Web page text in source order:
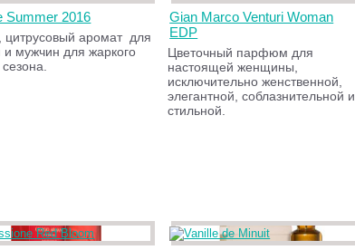
Summer 2016
цитрусовый аромат для
мужчин для жаркого
Gian Marco Venturi Woman
EDP
Цветочный парфюм для
настоящей женщины,
исключительно женственной,
элегантной, соблазнительной и
стильной.